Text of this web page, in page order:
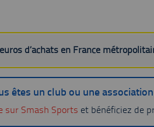
d’achats en France
êtes un club ou une association
sur Smash Sports et bénéficiez de